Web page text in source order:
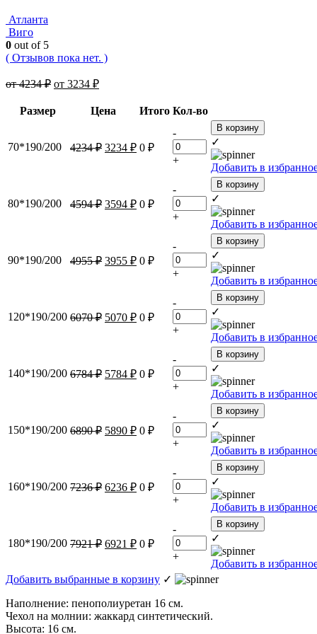
Атланта
Виго
0 out of 5
( Отзывов пока нет. )
от4234₽ от 3234 ₽
Размер Цена Итого Кол-во
70*190/200 4234₽ 3234 ₽ 0 ₽
-
+
В корзину
✓
Добавить в
80*190/200 4594₽ 3594 ₽ 0 ₽
-
+
В корзину
✓
Добавить в
90*190/200 4955₽ 3955 ₽ 0 ₽
-
+
В корзину
✓
Добавить в
120*190/200 6070₽ 5070 ₽ 0 ₽
-
+
В корзину
✓
Добавить в
140*190/200 6784₽ 5784 ₽ 0 ₽
-
+
В корзину
✓
Добавить в
150*190/200 6890₽ 5890 ₽ 0 ₽
-
+
В корзину
✓
Добавить в
160*190/200 7236₽ 6236 ₽ 0 ₽
-
+
В корзину
✓
Добавить в
180*190/200 7921₽ 6921 ₽ 0 ₽
-
+
В корзину
✓
Добавить в
Добавить выбранные в корзину ✓
Наполнение: пенополиуретан 16 см.
Чехол на молнии: жаккард синтетический.
Высота: 16 см.